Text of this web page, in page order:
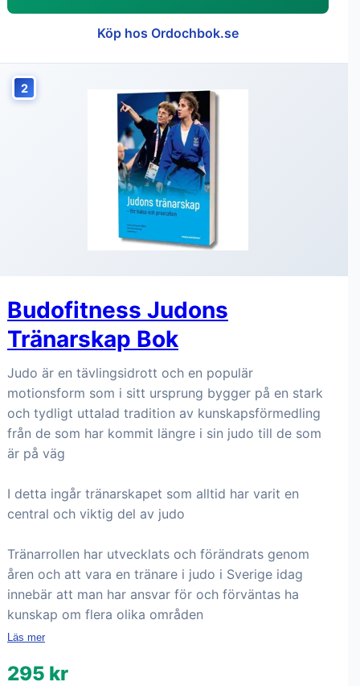
Köp hos Ordochbok.se
2
Budofitness Judons
Tränarskap Bok
Judo är en tävlingsidrott och en populär
motionsform som i sitt ursprung bygger på en stark
och tydligt uttalad tradition av kunskapsförmedling
från de som har kommit längre i sin judo till de som
är på väg
I detta ingår tränarskapet som alltid har varit en
central och viktig del av judo
Tränarrollen har utvecklats och förändrats genom
åren och att vara en tränare i judo i Sverige idag
innebär att man har ansvar för och förväntas ha
kunskap om flera olika områden
Läs mer
295 kr